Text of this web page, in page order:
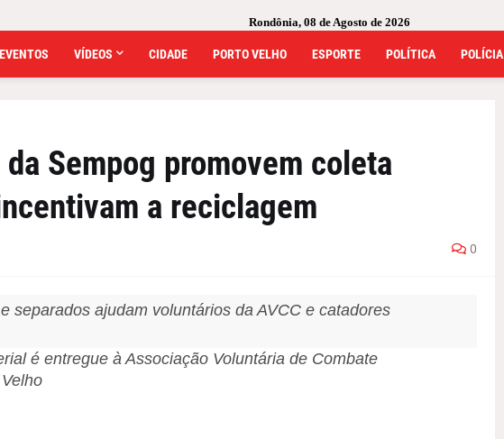
Rondônia, 08 de Agosto de 2026
EVENTOS VÍDEOS CIDADE PORTO VELHO ESPORTE POLÍTICA POLÍCIA
Sempog promovem coleta
a reciclagem
0
separados ajudam voluntários da AVCC e catadores